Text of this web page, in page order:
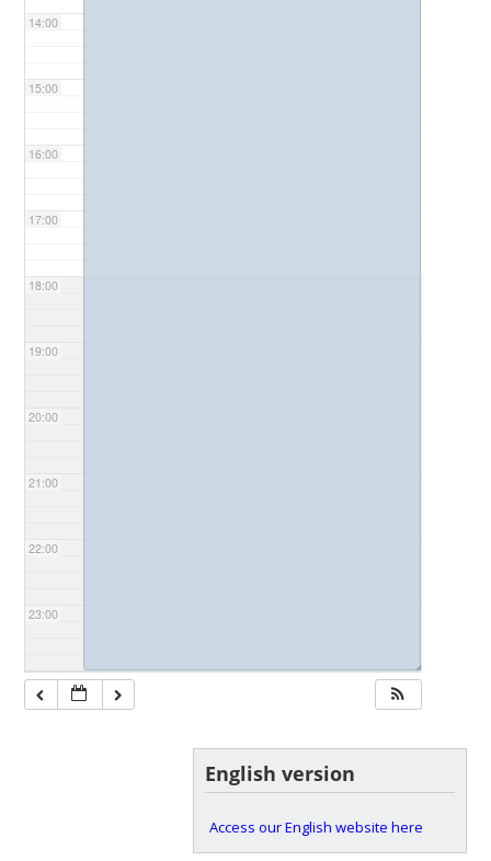
14:00
15:00
16:00
17:00
18:00
19:00
20:00
21:00
22:00
23:00
◢
English version
Access our English website here